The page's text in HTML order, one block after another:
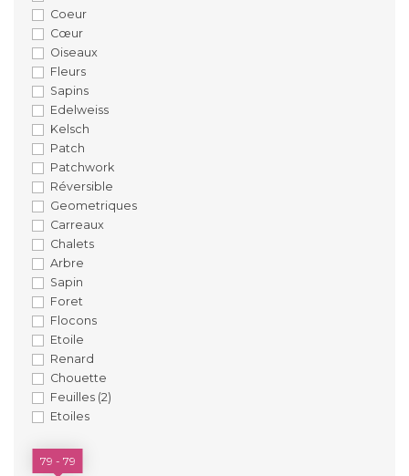
Coeur
Cœur
Oiseaux
Fleurs
Sapins
Edelweiss
Kelsch
Patch
Patchwork
Réversible
Geometriques
Carreaux
Chalets
Arbre
Sapin
Foret
Flocons
Etoile
Renard
Chouette
Feuilles (2)
Etoiles
PRIX
79 - 79